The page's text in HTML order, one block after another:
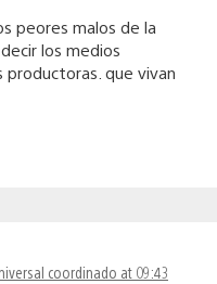
peores malos de la
los medios
que vivan
coordinado at 09:43